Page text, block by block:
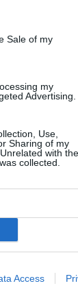
and its
purposes
Sale of my
my
Advertising.
Use,
Sharing of my
with the
collected.
Access
τροχαίου
Τι λέει
protothema
Άσαντ:
από την
βάσεις,